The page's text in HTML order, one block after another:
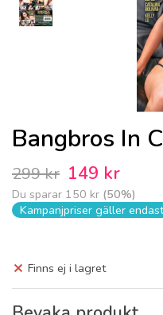
Bangbros In
299 kr 149 kr
Du sparar 150 kr (50%)
Kampanjpriser gäller
Finns ej i lagret